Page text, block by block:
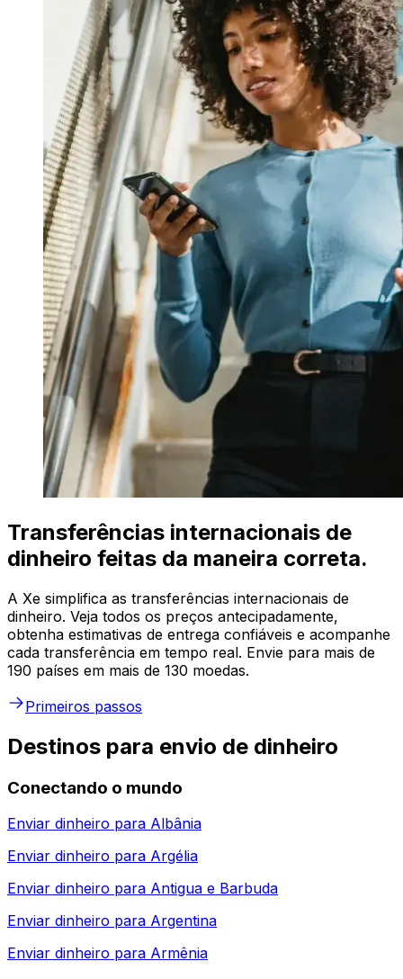
Transferências internacionais de
dinheiro feitas da maneira correta.
A Xe simplifica as transferências internacionais de
dinheiro. Veja todos os preços antecipadamente,
obtenha estimativas de entrega confiáveis e acompanhe
cada transferência em tempo real. Envie para mais de
190 países em mais de 130 moedas.
Primeiros passos
Destinos para envio de dinheiro
Conectando o mundo
Enviar dinheiro para Albânia
Enviar dinheiro para Argélia
Enviar dinheiro para Antigua e Barbuda
Enviar dinheiro para Argentina
Enviar dinheiro para Armênia